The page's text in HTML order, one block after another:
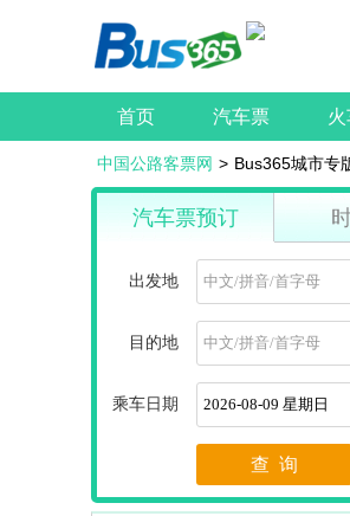
首页 汽车票
中国公路客票网 > Bus365城市专
汽车票预订
出发地
目的地
乘车日期
查 询